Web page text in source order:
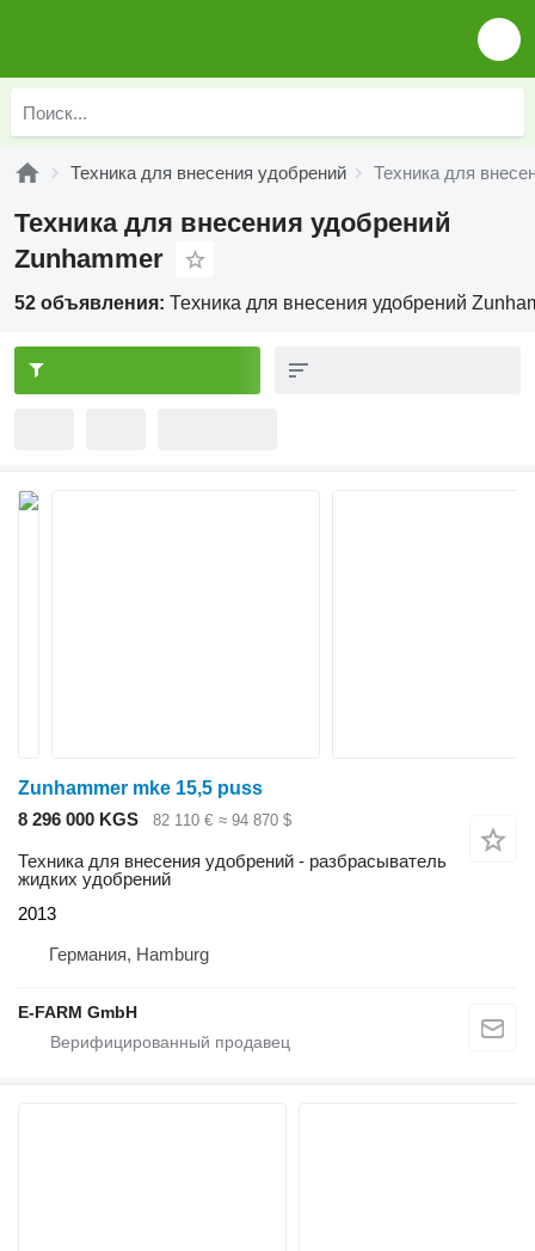
Техника для внесения удобрений Техника для
Техника для внесения удобрений
Zunhammer
52 объявления: Техника для внесения удобрений
Zunhammer mke 15,5 puss
8 296 000 KGS
82 110 € ≈ 94 870 $
Техника для внесения удобрений - разбрасыватель
жидких удобрений
2013
Германия, Hamburg
E-FARM GmbH